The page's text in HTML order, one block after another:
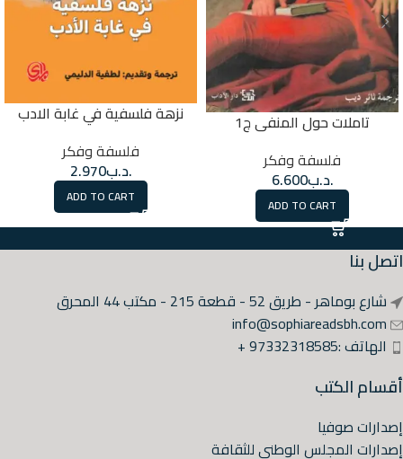
تاملات حول المنفى ج1
فلسفة وفكر
.د.ب6.600
ADD TO CART
نزهة فلسفية في غابة الادب
فلسفة وفكر
.د.ب2.970
ADD TO CART
اتصل بنا
شارع بوماهر - طريق 52 - قطعة 215 - مكتب 44 المحرق
info@sophiareadsbh.com
الهاتف :97332318585 +
أقسام الكتب
إصدارات صوفيا
إصدارات المجلس الوطني للثقافة